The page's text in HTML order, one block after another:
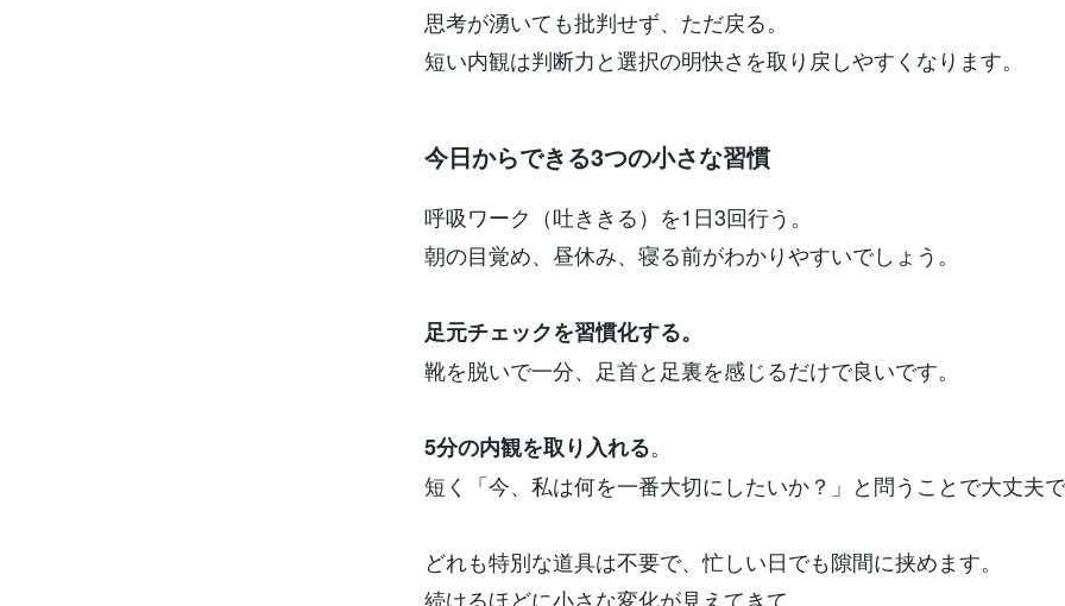
思考が湧いても批判せず、ただ戻る。
短い内観は判断力と選択の明快さを取り戻しやすくなります。
今日からできる3つの小さな習慣
呼吸ワーク（吐ききる）を1日3回行う。
朝の目覚め、昼休み、寝る前がわかりやすいでしょう。
足元チェックを習慣化する。
靴を脱いで一分、足首と足裏を感じるだけで良いです。
5分の内観を取り入れる。
短く「今、私は何を一番大切にしたいか？」と問うことで大丈夫
どれも特別な道具は不要で、忙しい日でも隙間に挟めます。
続けるほどに小さな変化が見えてきて、